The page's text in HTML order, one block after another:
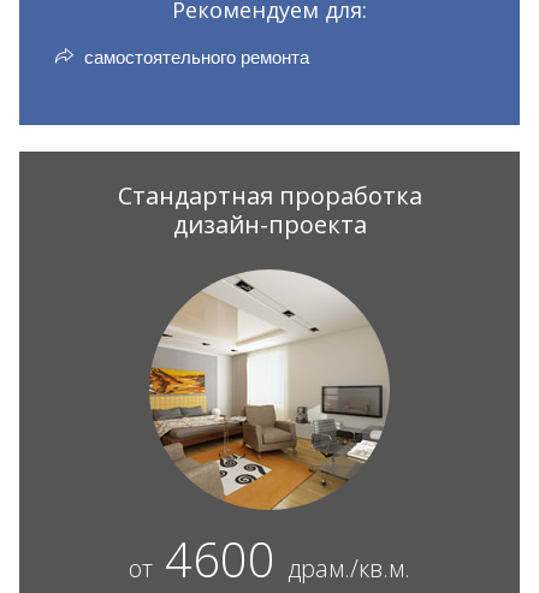
Рекомендуем для:
самостоятельного ремонта
Стандартная проработка
дизайн-проекта
от 4600 драм./кв.м.